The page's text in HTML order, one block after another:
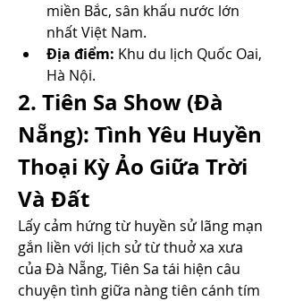
miền Bắc, sân khấu nước lớn
nhất Việt Nam.
Địa điểm: Khu du lịch Quốc Oai,
Hà Nội.
2. Tiên Sa Show (Đà
Nẵng): Tình Yêu Huyền
Thoại Kỳ Ảo Giữa Trời
Và Đất
Lấy cảm hứng từ huyền sử lãng mạn
gắn liền với lịch sử từ thuở xa xưa
của Đà Nẵng, Tiên Sa tái hiện câu
chuyện tình giữa nàng tiên cánh tím